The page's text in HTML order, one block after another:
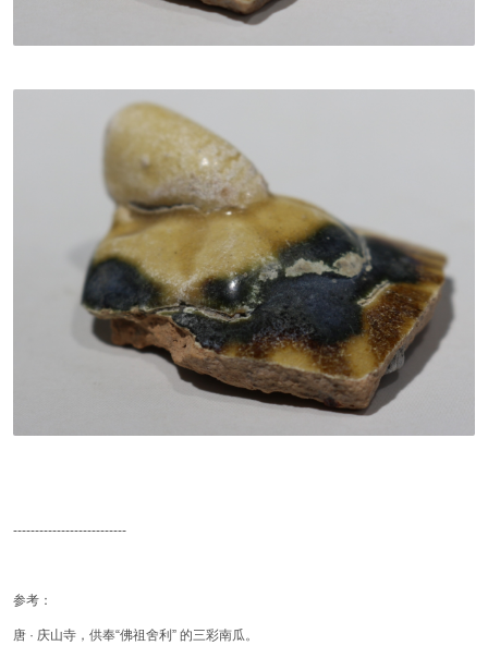
--------------------------
参考：
唐 · 庆山寺，供奉“佛祖舍利” 的三彩南瓜。